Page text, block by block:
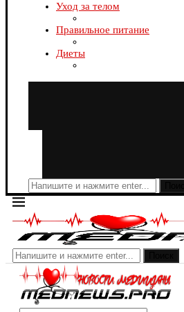
Уход за телом
Правильное питание
Диеты